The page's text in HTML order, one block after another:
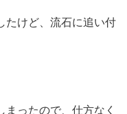
たけど、流石に追い付
ったので、仕方なく